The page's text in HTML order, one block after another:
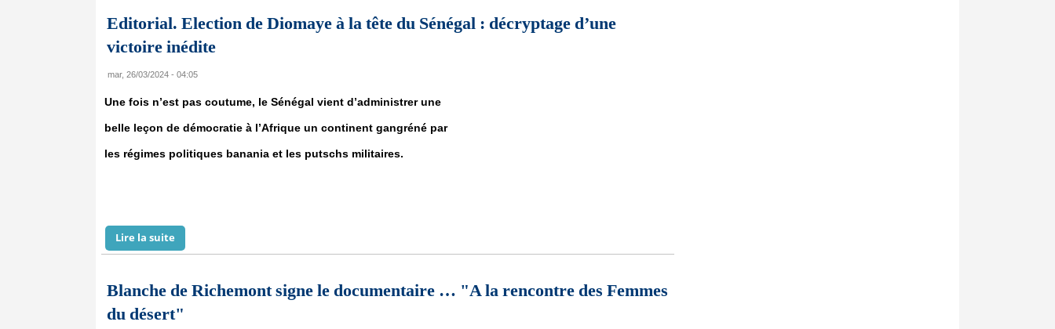
Editorial. Election de Diomaye à la tête du Sénégal : décryptage d’une
victoire inédite
mar, 26/03/2024 - 04:05
Une fois n’est pas coutume, le Sénégal vient d’administrer une
belle leçon de démocratie à l’Afrique un continent gangréné par
les régimes politiques banania et les putschs militaires.
Lire la suite
Blanche de Richemont signe le documentaire … "A la rencontre des Femmes
du désert"